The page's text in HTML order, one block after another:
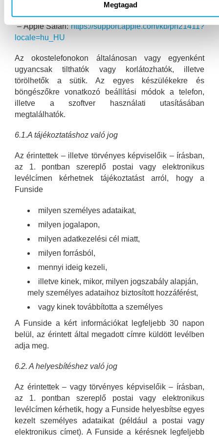
Megtagad
hu/help/17442/windows-internet-explorer-delete-
manage-cookies
– Apple Safari:https://support.apple.com/kb/ph21411?
locale=hu_HU
Az okostelefonokon általánosan vagy egyenként
ugyancsak tilthatók vagy korlátozhatók, illetve
törölhetők a sütik. Az egyes készülékekre és
böngészőkre vonatkozó beállítási módok a telefon,
illetve a szoftver használati utasításában
megtalálhatók.
6.1.A tájékoztatáshoz való jog
Az érintettek – illetve törvényes képviselőik – írásban,
az 1. pontban szereplő postai vagy elektronikus
levélcímen kérhetnek tájékoztatást arról, hogy a
Funside
milyen személyes adataikat,
milyen jogalapon,
milyen adatkezelési cél miatt,
milyen forrásból,
mennyi ideig kezeli,
illetve kinek, mikor, milyen jogszabály alapján,
mely személyes adataihoz biztosított hozzáférést,
vagy kinek továbbította a személyes
A Funside a kért információkat legfeljebb 30 napon
belül, az érintett által megadott címre küldött levélben
adja meg.
6.2. A helyesbítéshez való jog
Az érintettek – vagy törvényes képviselőik – írásban,
az 1. pontban szereplő postai vagy elektronikus
levélcímen kérhetik, hogy a Funside helyesbítse egyes
kezelt személyes adataikat (például a postai vagy
elektronikus címet). A Funside a kérésnek legfeljebb